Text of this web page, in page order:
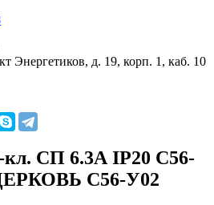
Энергетиков, д. 19, корп. 1, каб. 10
СП 6.3А IP20 С56-
С56-У02